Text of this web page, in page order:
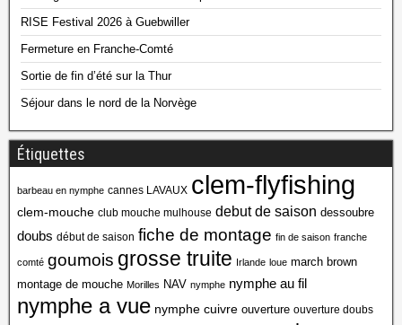
RISE Festival 2026 à Guebwiller
Fermeture en Franche-Comté
Sortie de fin d’été sur la Thur
Séjour dans le nord de la Norvège
Étiquettes
barbeau en nymphe cannes LAVAUX clem-flyfishing
clem-mouche club mouche mulhouse debut de saison dessoubre
doubs début de saison fiche de montage fin de saison franche
comté goumois grosse truite Irlande loue march brown
montage de mouche Morilles NAV nymphe nymphe au fil
nymphe a vue nymphe cuivre ouverture ouverture doubs